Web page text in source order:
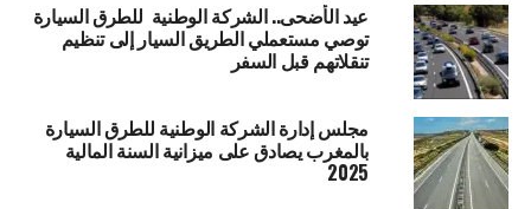
عيد الأضحى.. الشركة الوطنية للطرق السيارة
توصي مستعملي الطريق السيار إلى تنظيم
تنقلاتهم قبل السفر
مجلس إدارة الشركة الوطنية للطرق السيارة
بالمغرب يصادق على ميزانية السنة المالية
2025